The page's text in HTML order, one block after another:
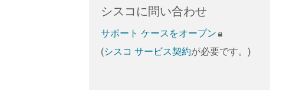
シスコに問い合わせ
サポート ケースをオープン
(シスコ サービス契約が必要です。)